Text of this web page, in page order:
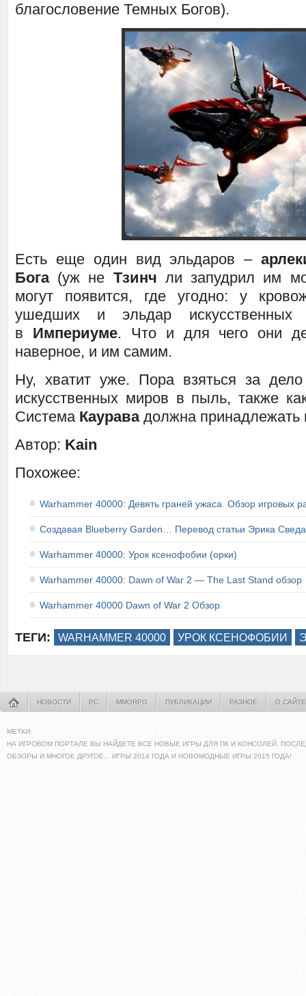
благословение Темных Богов).
Есть еще один вид эльдаров –
Бога(уж не Тзинч ли запудрил им
могут появится, где угодно: у
ушедших и эльдар
в Империуме. Что и для чего они
наверное, и им самим.
Ну, хватит уже. Пора взяться за
искусственных миров в пыль, также
Система Каурава должна принадлежать
Автор: Kain
Похожее:
Warhammer 40000: Девять граней ужаса. Обзор игровых
Создавая Blueberry Garden… Перевод статьи Эрика
Warhammer 40000: Урок ксенофобии (орки)
Warhammer 40000: Dawn of War 2 — The Last Stand обзор
Warhammer 40000 Dawn of War 2 Обзор
ТЕГИ: WARHAMMER 40000 УРОК КСЕНОФОБИИ
НОВОСТИ PC MMORPG ПУБЛИКАЦИИ РАЗНОЕ О САЙТЕ
МЕТКИ:
НА ИГРОВОМ ПОРТАЛЕ ВЫ НАЙДЕТЕ ВСЕ НОВЫЕ ИГРЫ ДЛЯ ПК И КОНСОЛЕЙ.
ОБЗОРЫ И МНОГОЕ ДРУГОЕ... ИГРЫ 2014 ГОДА И НОВОМОДНЫЕ ИГРЫ 2015 ГОДА!